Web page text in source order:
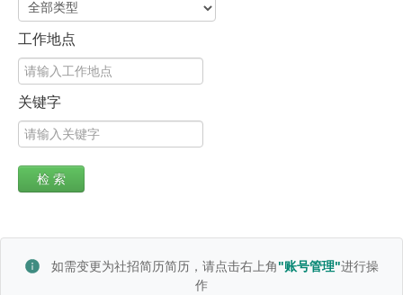
工作地点
关键字
如需变更为社招简历简历，请点击右上角"账号管理"进行操
作